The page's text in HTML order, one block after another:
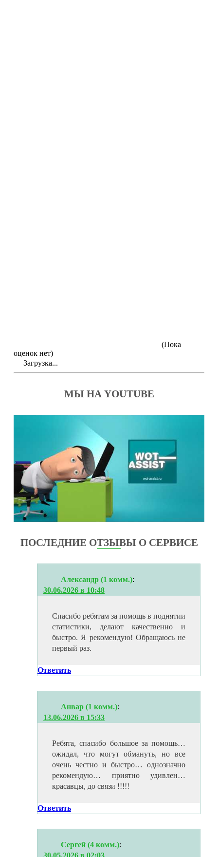
(Пока
оценок нет)
Загрузка...
МЫ НА YOUTUBE
ПОСЛЕДНИЕ ОТЗЫВЫ О СЕРВИСЕ
Александр (1 комм.):
30.06.2026 в 10:48
Спасибо ребятам за помощь в поднятии
статистики, делают качественно и
быстро. Я рекомендую! Обращаюсь не
первый раз.
Ответить
Анвар (1 комм.):
13.06.2026 в 15:33
Ребята, спасибо большое за помощь…
ожидал, что могут обмануть, но все
очень честно и быстро… однозначно
рекомендую… приятно удивлен…
красавцы, до связи !!!!!
Ответить
Сергей (4 комм.):